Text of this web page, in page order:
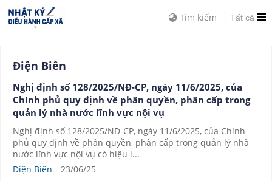
Tìm kiếm Tất cả
Điện Biên
Nghị định số 128/2025/NĐ-CP, ngày 11/6/2025, của
Chính phủ quy định về phân quyền, phân cấp trong
quản lý nhà nước lĩnh vực nội vụ
Nghị định số 128/2025/NĐ-CP, ngày 11/6/2025, của Chính
phủ quy định về phân quyền, phân cấp trong quản lý nhà
nước lĩnh vực nội vụ có hiệu l...
Điện Biên
23/06/25